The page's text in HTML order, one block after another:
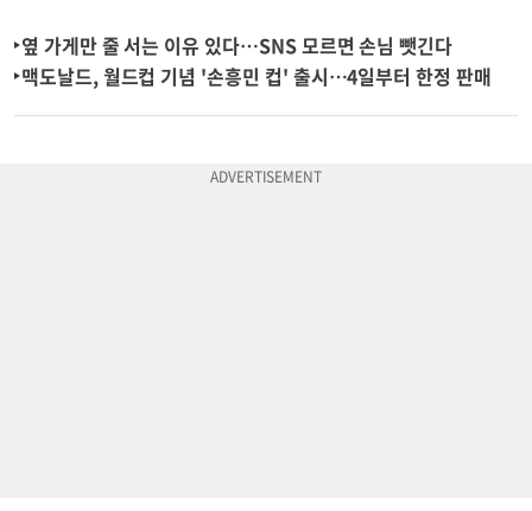
옆 가게만 줄 서는 이유 있다…SNS 모르면 손님 뺏긴다
맥도날드, 월드컵 기념 '손흥민 컵' 출시…4일부터 한정 판매